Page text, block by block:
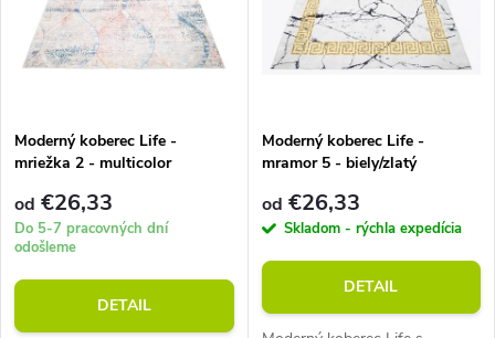
n
e
p
r
o
p
s
p
r
o
Moderný koberec Life -
mriežka 2 - multicolor
od €26,33
Do 5-7 pracovných dní
odošleme
DETAIL
Moderný koberec Life -
mramor 5 - biely/zlatý
od €26,33
Skladom - rýchla expedícia
DETAIL